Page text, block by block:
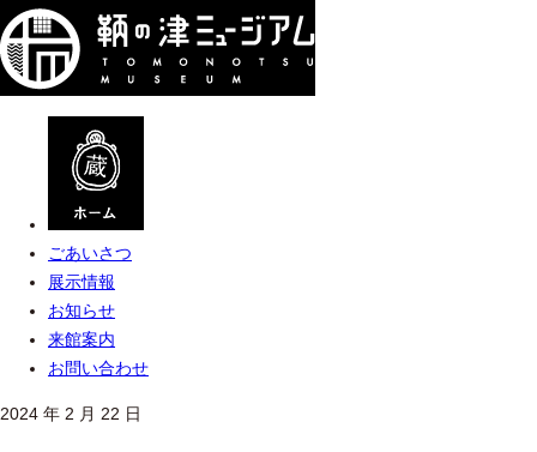
ごあいさつ
展示情報
お知らせ
来館案内
お問い合わせ
2024 年 2 月 22 日